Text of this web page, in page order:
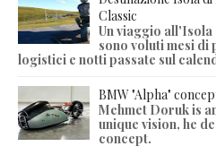
Classic
Un viaggio
sono voluti mesi
logistici e notti passate sul
BMW "Alpha"
Mehmet Doruk is
unique vision, he
concept.